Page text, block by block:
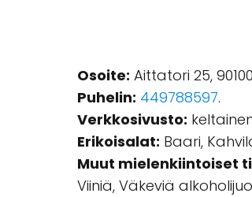
Osoite: Aittatori 25,
Puhelin: 449788597.
Verkkosivusto:
Erikoisalat: Baari,
Muut mielenkiintoiset
Viiniä, Väkeviä